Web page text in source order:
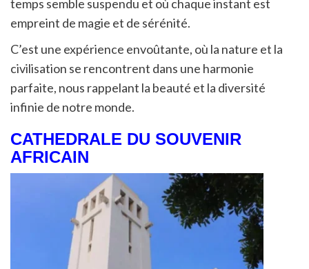
temps semble suspendu et où chaque instant est
empreint de magie et de sérénité.
C’est une expérience envoûtante, où la nature et la
civilisation se rencontrent dans une harmonie
parfaite, nous rappelant la beauté et la diversité
infinie de notre monde.
CATHEDRALE DU SOUVENIR
AFRICAIN